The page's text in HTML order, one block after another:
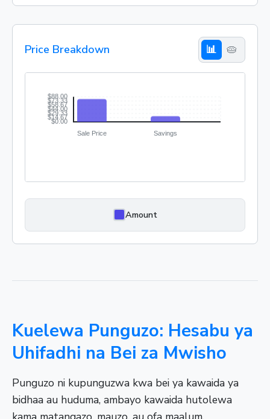
Price Breakdown 📊 🥧
Amount
Kuelewa Punguzo: Hesabu ya
Uhifadhi na Bei za Mwisho
Punguzo ni kupunguzwa kwa bei ya kawaida ya
bidhaa au huduma, ambayo kawaida hutolewa